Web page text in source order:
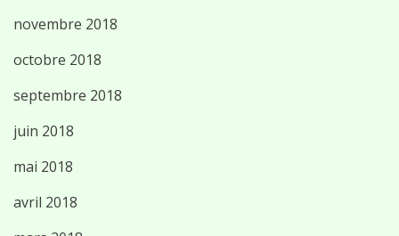
novembre 2018
octobre 2018
septembre 2018
juin 2018
mai 2018
avril 2018